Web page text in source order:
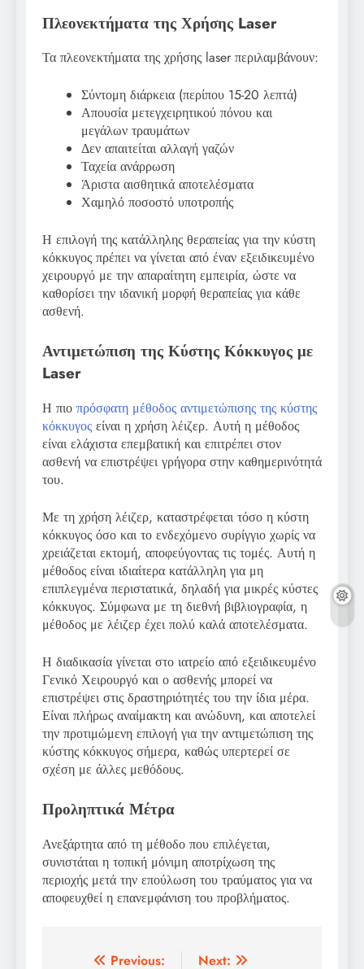
Πλεονεκτήματα της Χρήσης Laser
Τα πλεονεκτήματα της χρήσης laser περιλαμβάνουν:
Σύντομη διάρκεια (περίπου 15-20 λεπτά)
Απουσία μετεγχειρητικού πόνου και
μεγάλων τραυμάτων
Δεν απαιτείται αλλαγή γαζών
Ταχεία ανάρρωση
Άριστα αισθητικά αποτελέσματα
Χαμηλό ποσοστό υποτροπής
Η επιλογή της κατάλληλης θεραπείας για την κύστη
κόκκυγος πρέπει να γίνεται από έναν εξειδικευμένο
χειρουργό με την απαραίτητη εμπειρία, ώστε να
καθορίσει την ιδανική μορφή θεραπείας για κάθε
ασθενή.
Αντιμετώπιση της Κύστης Κόκκυγος με
Laser
Η πιο πρόσφατη μέθοδος αντιμετώπισης της κύστης
κόκκυγοςείναι η χρήση λέιζερ. Αυτή η μέθοδος
είναι ελάχιστα επεμβατική και επιτρέπει στον
ασθενή να επιστρέψει γρήγορα στην καθημερινότητά
του.
Με τη χρήση λέιζερ, καταστρέφεται τόσο η κύστη
κόκκυγος όσο και το ενδεχόμενο συρίγγιο χωρίς να
χρειάζεται εκτομή, αποφεύγοντας τις τομές. Αυτή η
μέθοδος είναι ιδιαίτερα κατάλληλη για μη
επιπλεγμένα περιστατικά, δηλαδή για μικρές κύστες
κόκκυγος. Σύμφωνα με τη διεθνή βιβλιογραφία, η
μέθοδος με λέιζερ έχει πολύ καλά αποτελέσματα.
Η διαδικασία γίνεται στο ιατρείο από εξειδικευμένο
Γενικό Χειρουργό και ο ασθενής μπορεί να
επιστρέψει στις δραστηριότητές του την ίδια μέρα.
Είναι πλήρως αναίμακτη και ανώδυνη, και αποτελεί
την προτιμώμενη επιλογή για την αντιμετώπιση της
κύστης κόκκυγος σήμερα, καθώς υπερτερεί σε
σχέση με άλλες μεθόδους.
Προληπτικά Μέτρα
Ανεξάρτητα από τη μέθοδο που επιλέγεται,
συνιστάται η τοπική μόνιμη αποτρίχωση της
περιοχής μετά την επούλωση του τραύματος για να
αποφευχθεί η επανεμφάνιση του προβλήματος.
Previous:
Next: